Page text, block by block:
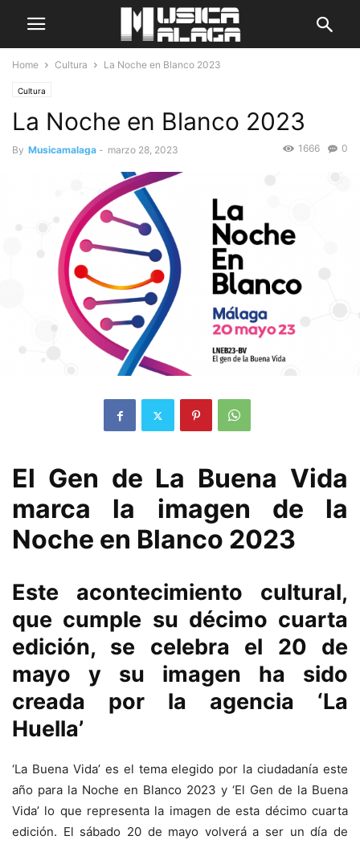
Home Cultura La Noche en Blanco 2023
Cultura
La Noche en Blanco 2023
By Musicamalaga - marzo 28, 2023 0
1666
El Gen de La Buena Vida
marca la imagen de la
Noche en Blanco 2023
Este acontecimiento cultural,
que cumple su décimo cuarta
edición, se celebra el 20 de
mayo y su imagen ha sido
creada por la agencia ‘La
Huella’
‘La Buena Vida’ es el tema elegido por la ciudadanía este
año para la Noche en Blanco 2023 y ‘El Gen de la Buena
Vida’ lo que representa la imagen de esta décimo cuarta
edición. El sábado 20 de mayo volverá a ser un día de